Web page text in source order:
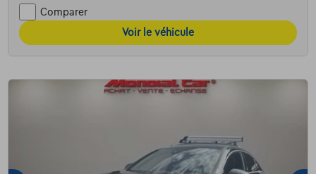
Comparer
Voir le véhicule